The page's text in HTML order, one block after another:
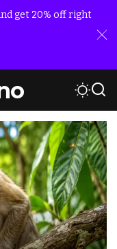
get 20% off right